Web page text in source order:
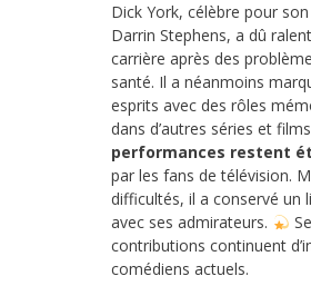
Dick York, célèbre pour
Darrin Stephens, a dû
carrière après des
santé. Il a néanmoins
esprits avec des rôles
dans d’autres séries et
performances restent
par les fans de télévision.
difficultés, il a conservé un
avec ses admirateurs.
contributions continuent
comédiens actuels.